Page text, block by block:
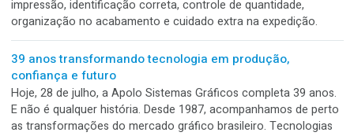
Todo mundo quer inovação. Desde que nada precise
A empresa compra um robô novo, corta a faixa, tira foto,
publica nas redes e anuncia que entrou no futuro. Só
detalhe. O robô continua preso por uma corrente ao
antigo.